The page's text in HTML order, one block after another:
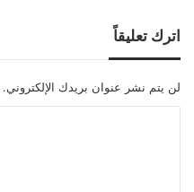
اترك تعليقاً
لن يتم نشر عنوان بريدك الإلكتروني.